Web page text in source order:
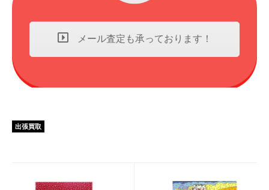
メール査定も承っております！
出張買取